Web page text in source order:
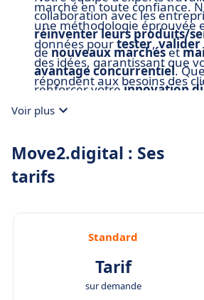
collaboration avec les
réinventer leurs produits/
denouveaux marchéset
avantage concurrentiel.
renforcer votreinnovation
explorer l’
nécessaire pour obtenir des
marché en toute confiance.
une méthodologie éprouvée
données pourtester,valider
des idées, garantissant que
répondent aux besoins des
En tant qu’expert référencé
subventionné à 50%. Nos
comprennent des études de
croissance durable.
Nous aidons les entreprises à
transition environnementale
Voir plus
Move2.digital : Ses
tarifs
Standard
Tarif
sur demande